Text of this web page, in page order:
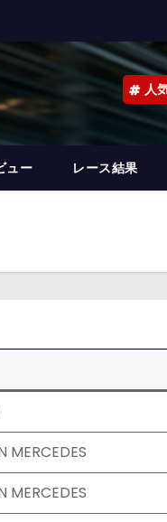
人
ュー レース結果
MERCEDES
MERCEDES